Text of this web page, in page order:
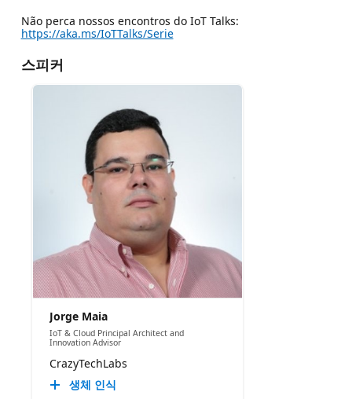
Não perca nossos encontros do IoT Talks:
https://aka.ms/IoTTalks/Serie
스피커
Jorge Maia
IoT & Cloud Principal Architect and
Innovation Advisor
CrazyTechLabs
생체 인식